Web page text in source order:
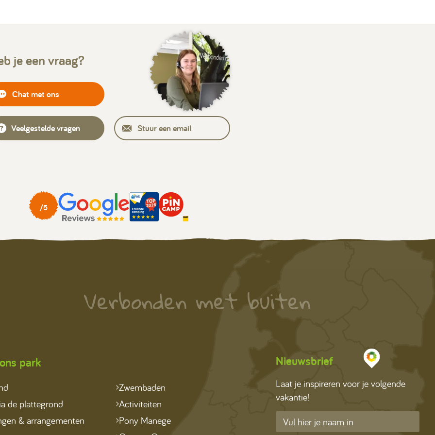
je een vraag?
Chat met ons
Veelgestelde vragen Stuur een email
Verbonden met buiten
park
de plattegrond
& arrangementen
Zwembaden
Activiteiten
Pony Manege
Nieuwsbrief
Laat je inspireren voor je volgende
vakantie!